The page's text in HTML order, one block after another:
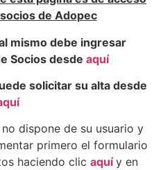
de Adopec
mismo debe ingresar
Socios desde aquí
solicitar su alta desde
dispone de su usuario y
primero el formulario
haciendo clic aquí y en